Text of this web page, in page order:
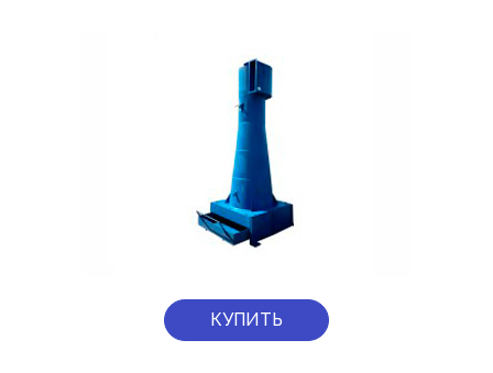
КУПИТЬ